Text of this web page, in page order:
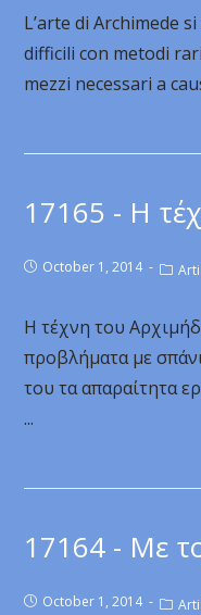
L’arte di Archimede
difficili con metodi
mezzi necessari a
17165 - Η
October 1, 2014
Η τέχνη του
προβλήματα με
του τα απαραίτητα
...
17164 - Με
October 1, 2014